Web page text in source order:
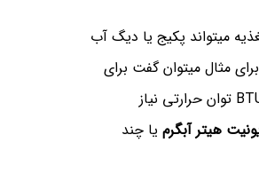
میتواند پکیج یا دیگ آب
مثال میتوان گفت برای
یک فضای 100 متری در مناطق گرمسیری یونیت با ظرفیت 5000 و مناطق سردسیری 7000 هزار BTU توان حرارتی نیاز
هیتر آبگرم یا چند